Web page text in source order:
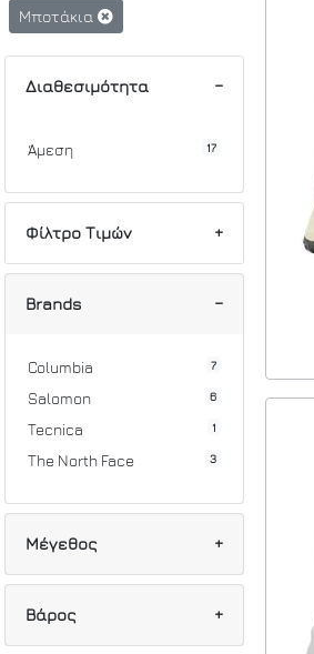
Μποτάκια
Διαθεσιμότητα
Άμεση 17
Φίλτρο Τιμών
Min
Brands
Columbia 7
Salomon 6
Tecnica 1
The North Face 3
Μέγεθος
37
Βάρος